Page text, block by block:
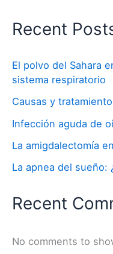
Recent
El polvo del Sahara
sistema respiratorio
Causas y
Infección aguda de
La amigdalectomía
La apnea del sueño:
Recent
No comments to